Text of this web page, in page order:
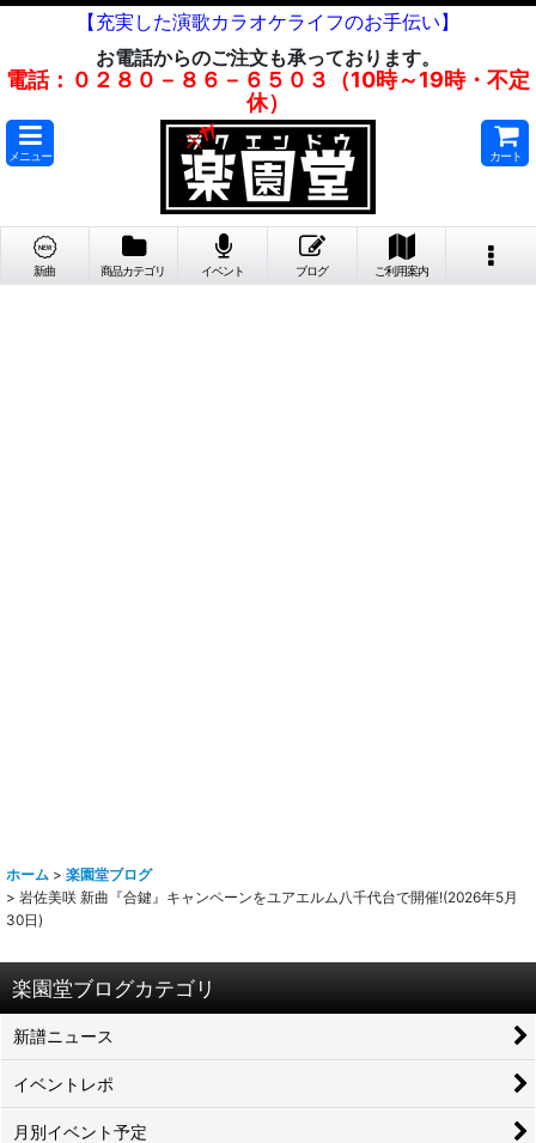
【充実した演歌カラオケライフのお手伝い】
お電話からのご注文も承っております。
電話：０２８０－８６－６５０３（10時～19時・不定
休）
メニュー カート
新曲 商品カテゴリ イベント ブログ ご利用案内
ホーム > 楽園堂ブログ
> 岩佐美咲 新曲『合鍵』キャンペーンをユアエルム八千代台で開催!(2026年5月
30日)
楽園堂ブログカテゴリ
新譜ニュース
イベントレポ
月別イベント予定